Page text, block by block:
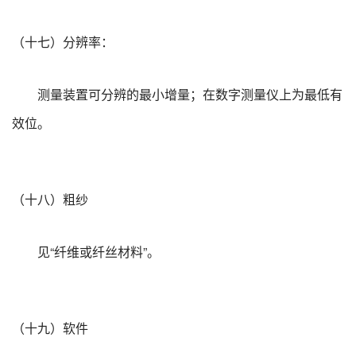
（十七）分辨率：
测量装置可分辨的最小增量；在数字测量仪上为最低有
效位。
（十八）粗纱
见“纤维或纤丝材料”。
（十九）软件